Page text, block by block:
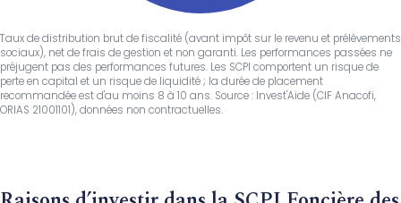
Taux de distribution brut de fiscalité (avant impôt sur le revenu et prélèvements
sociaux), net de frais de gestion et non garanti. Les performances passées ne
préjugent pas des performances futures. Les SCPI comportent un risque de
perte en capital et un risque de liquidité ; la durée de placement
recommandée est d'au moins 8 à 10 ans. Source : Invest'Aide (CIF Anacofi,
ORIAS 21001101), données non contractuelles.